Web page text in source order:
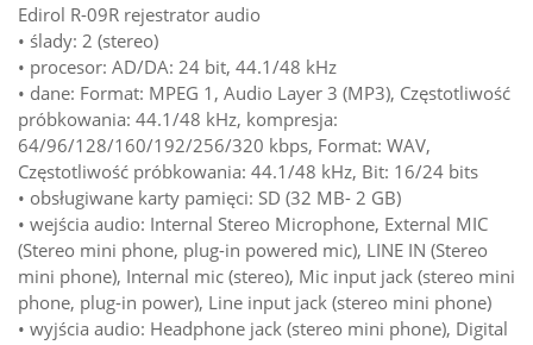
Edirol R-09R rejestrator audio
• ślady: 2 (stereo)
• procesor: AD/DA: 24 bit, 44.1/48 kHz
• dane: Format: MPEG 1, Audio Layer 3 (MP3), Częstotliwość
próbkowania: 44.1/48 kHz, kompresja:
64/96/128/160/192/256/320 kbps, Format: WAV,
Częstotliwość próbkowania: 44.1/48 kHz, Bit: 16/24 bits
• obsługiwane karty pamięci: SD (32 MB- 2 GB)
• wejścia audio: Internal Stereo Microphone, External MIC
(Stereo mini phone, plug-in powered mic), LINE IN (Stereo
mini phone), Internal mic (stereo), Mic input jack (stereo mini
phone, plug-in power), Line input jack (stereo mini phone)
• wyjścia audio: Headphone jack (stereo mini phone), Digital